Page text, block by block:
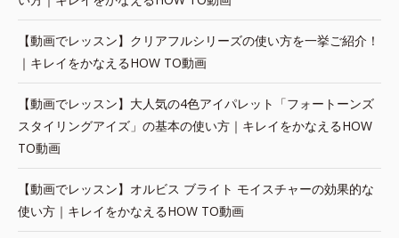
【動画でレッスン】クリアフルシリーズの使い方を一挙ご紹介！
｜キレイをかなえるHOW TO動画
【動画でレッスン】大人気の4色アイパレット「フォートーンズ
スタイリングアイズ」の基本の使い方｜キレイをかなえるHOW
TO動画
【動画でレッスン】オルビス ブライト モイスチャーの効果的な
使い方｜キレイをかなえるHOW TO動画